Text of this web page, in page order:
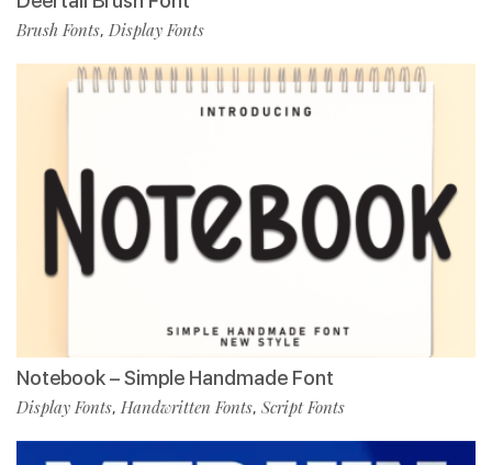
Brush Fonts, Display Fonts
Notebook – Simple Handmade Font
Display Fonts, Handwritten Fonts, Script Fonts